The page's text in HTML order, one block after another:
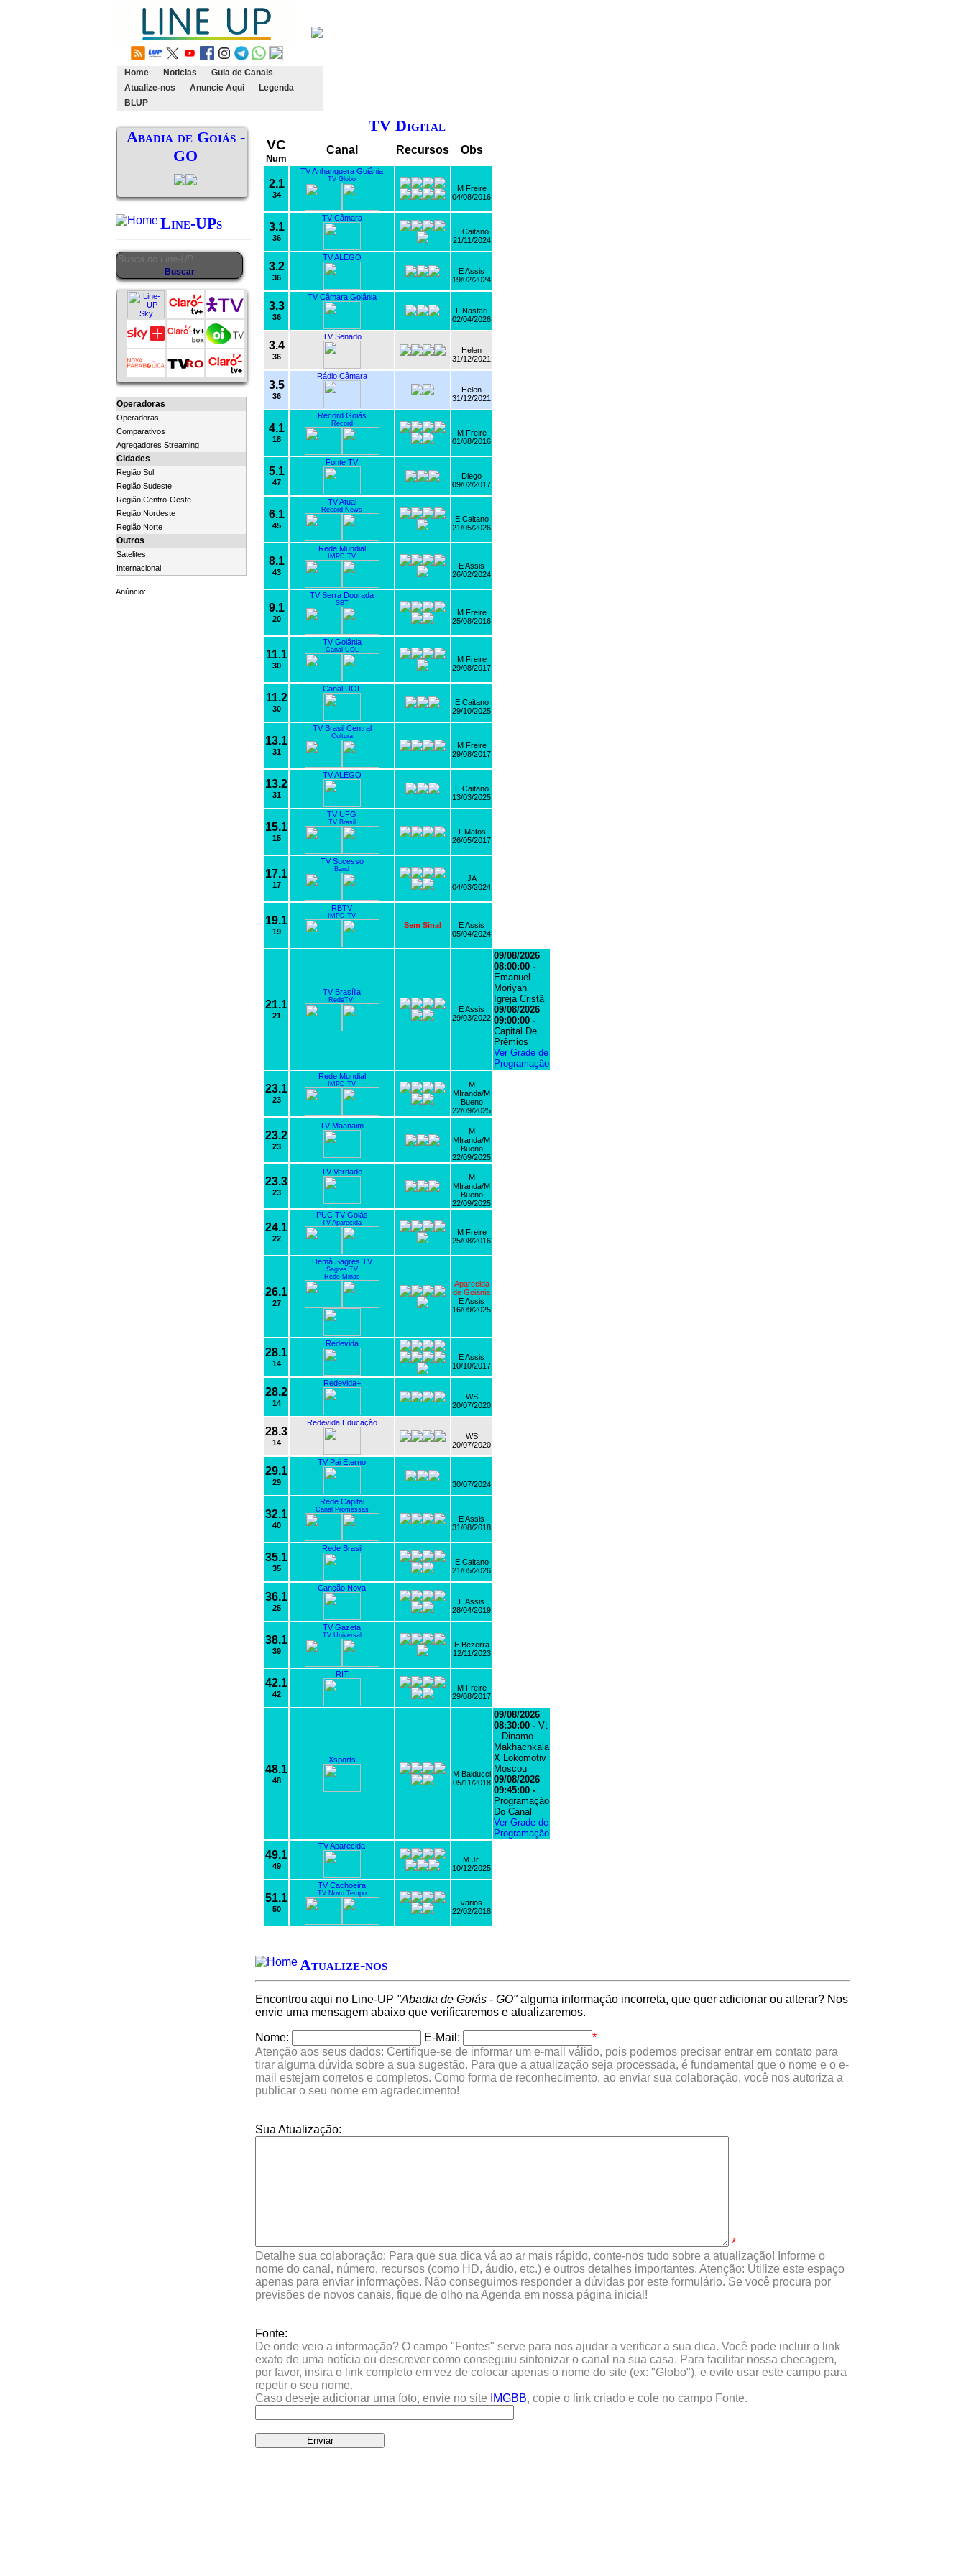
Home Noticias
Guia de Canais
Atualize-nos
Anuncie Aqui
Legenda
BLUP
Abadia de Goiás -
GO
Line-UPs
Operadoras
Operadoras
Comparativos
Agregadores Streaming
Cidades
Região Sul
Região Sudeste
Região Centro-Oeste
Região Nordeste
Região Norte
Outros
Satelites
Internacional
Anúncio:
TV Digital
VC
Num
Canal Recursos Obs
2.1
34
TV Anhanguera Goiânia
TV Globo
M Freire
04/08/2016
3.1
36
TV Câmara
E Caitano
21/11/2024
3.2
36
TV ALEGO
E Assis
19/02/2024
3.3
36
TV Câmara Goiânia
L Nastari
02/04/2026
3.4
36
TV Senado
Helen
31/12/2021
3.5
36
Rádio Câmara
Helen
31/12/2021
4.1
18
Record Goiás
Record
M Freire
01/08/2016
5.1
47
Fonte TV
Diego
09/02/2017
6.1
45
TV Atual
Record News
E Caitano
21/05/2026
8.1
43
Rede Mundial
IMPD TV
E Assis
26/02/2024
9.1
20
TV Serra Dourada
SBT
M Freire
25/08/2016
11.1
30
TV Goiânia
Canal UOL
M Freire
29/08/2017
11.2
30
Canal UOL
E Caitano
29/10/2025
13.1
31
TV Brasil Central
Cultura
M Freire
29/08/2017
13.2
31
TV ALEGO
E Caitano
13/03/2025
15.1
15
TV UFG
TV Brasil
T Matos
26/05/2017
17.1
17
TV Sucesso
Band
JA
04/03/2024
19.1
19
RBTV
IMPD TV
Sem Sinal
E Assis
05/04/2024
21.1
21
TV Brasília
RedeTV!
E Assis
29/03/2022
09/08/2026
08:00:00 -
Emanuel
Moriyah
Igreja Cristã
09/08/2026
09:00:00 -
Capital De
Prêmios
Ver Grade de
Programação
23.1
23
Rede Mundial
IMPD TV
M
MIranda/M
Bueno
22/09/2025
23.2
23
TV Maanaim
M
MIranda/M
Bueno
22/09/2025
23.3
23
TV Verdade
M
MIranda/M
Bueno
22/09/2025
24.1
22
PUC TV Goiás
TV Aparecida
M Freire
25/08/2016
26.1
27
Demà Sagres TV
Sagres TV
Rede Minas
Aparecida
de Goiânia
E Assis
16/09/2025
28.1
14
Redevida
E Assis
10/10/2017
28.2
14
Redevida+
WS
20/07/2020
28.3
14
Redevida Educação
WS
20/07/2020
29.1
29
TV Pai Eterno
30/07/2024
32.1
40
Rede Capital
Canal Promessas
E Assis
31/08/2018
35.1
35
Rede Brasil
E Caitano
21/05/2026
36.1
25
Canção Nova
E Assis
28/04/2019
38.1
39
TV Gazeta
TV Universal
E Bezerra
12/11/2023
42.1
42
RIT
M Freire
29/08/2017
48.1
48
Xsports
M Balducci
05/11/2018
09/08/2026
08:30:00 - Vt
– Dinamo
Makhachkala
X Lokomotiv
Moscou
09/08/2026
09:45:00 -
Programação
Do Canal
Ver Grade de
Programação
49.1
49
TV Aparecida
M Jr.
10/12/2025
51.1
50
TV Cachoeira
TV Novo Tempo
varios
22/02/2018
Atualize-nos
Encontrou aqui no Line-UP "Abadia de Goiás - GO"alguma informação incorreta, que quer adicionar ou alterar? Nos
envie uma mensagem abaixo que verificaremos e atualizaremos.
Nome: E-Mail:
*
Atenção aos seus dados: Certifique-se de informar um e-mail válido, pois podemos precisar entrar em contato para
tirar alguma dúvida sobre a sua sugestão. Para que a atualização seja processada, é fundamental que o nome e o e-
mail estejam corretos e completos. Como forma de reconhecimento, ao enviar sua colaboração, você nos autoriza a
publicar o seu nome em agradecimento!
Sua Atualização:
*
Detalhe sua colaboração: Para que sua dica vá ao ar mais rápido, conte-nos tudo sobre a atualização! Informe o
nome do canal, número, recursos (como HD, áudio, etc.) e outros detalhes importantes. Atenção: Utilize este espaço
apenas para enviar informações. Não conseguimos responder a dúvidas por este formulário. Se você procura por
previsões de novos canais, fique de olho na Agenda em nossa página inicial!
Fonte:
De onde veio a informação? O campo "Fontes" serve para nos ajudar a verificar a sua dica. Você pode incluir o link
exato de uma notícia ou descrever como conseguiu sintonizar o canal na sua casa. Para facilitar nossa checagem,
por favor, insira o link completo em vez de colocar apenas o nome do site (ex: "Globo"), e evite usar este campo para
repetir o seu nome.
Caso deseje adicionar uma foto, envie no site
IMGBB, copie o link criado e cole no campo Fonte.